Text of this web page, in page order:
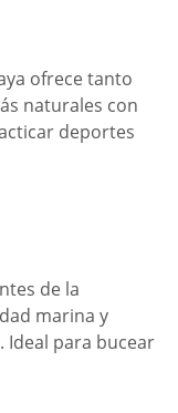
ofrece tanto
naturales con
deportes
de la
marina y
Ideal para bucear